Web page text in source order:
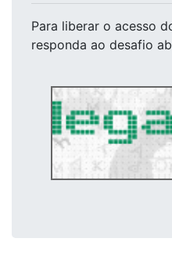
Para liberar o acesso
responda ao desafio